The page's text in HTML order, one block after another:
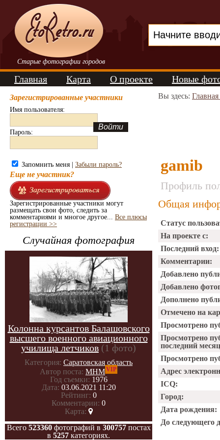
Старые фотографии городов
Главная Карта О проекте Новые
Зарегистрированные участники
Имя пользователя:
Пароль:
Запомнить меня | Забыли пароль?
Еще не участник?
Зарегистрированные участники могут
размещать свои фото, следить за
комментариями и многое другое... Все плюсы
регистрации >>
Случайная фотография
Колонна курсантов Балашовского
высшего военного авиационного
училища летчиков (1 фото)
Категория: Саратовская область
Автор поста: МНМVIP
Год съемки: 1976
Дата: 03.06.2021 11:20
Рейтинг: 0
Комментарии: 0
Карта:
Всего 523360фотографий в 300757постах
в 5257 категориях.
Вы здесь:
gamib
Профиль
Общая
Статус
На проекте с:
Последний вход:
Комментарии:
Добавлено
Добавлено
Дополнено
Отмечено на
Просмотрено
Просмотрено
последний
Просмотрено
Адрес
ICQ:
Город:
Дата рождения:
До следующего